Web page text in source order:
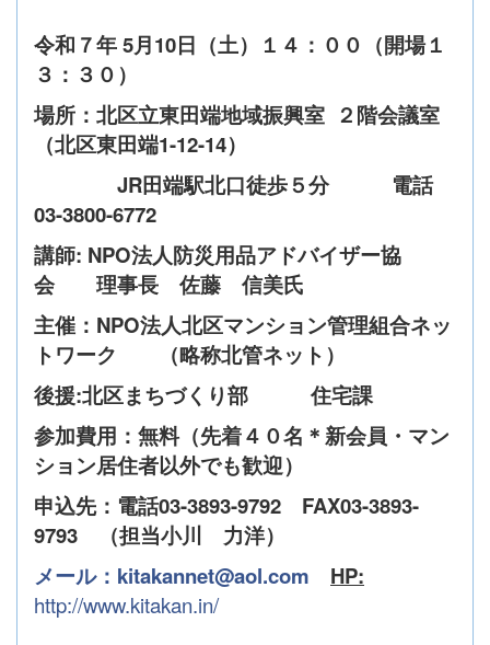
令和７年 5月10日（土）１４：００ （開場１
３：３０）
場所：北区立東田端地域振興室 ２階会議室
（北区東田端1-12-14）
JR田端駅北口徒歩５分 電話
03-3800-6772
講師: NPO法人防災用品アドバイザー協
会 理事長 佐藤 信美氏
主催：NPO法人北区マンション管理組合ネッ
トワーク （略称北管ネット）
後援:北区まちづくり部 住宅課
参加費用：無料（先着４０名＊新会員・マン
ション居住者以外でも歓迎）
申込先：電話03-3893-9792 FAX03-3893-
9793 （担当小川 力洋）
メール：kitakannet@aol.com
HP:
http://www.kitakan.in/